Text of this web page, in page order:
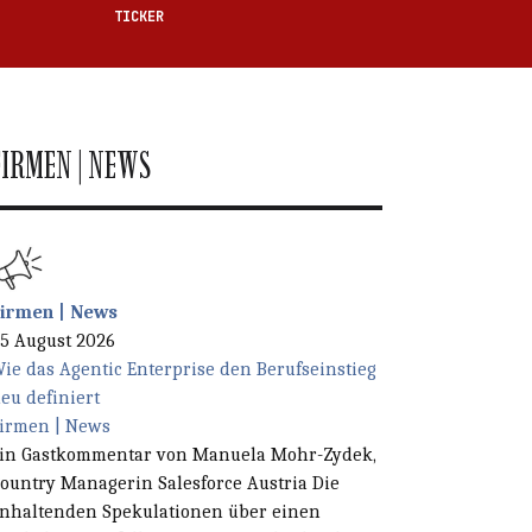
TICKER
Feld.
| NEWS
| News
August 2026
das Agentic Enterprise den Berufseinstieg
definiert
| News
Gastkommentar von Manuela Mohr-Zydek,
Managerin Salesforce Austria Die
Spekulationen über einen